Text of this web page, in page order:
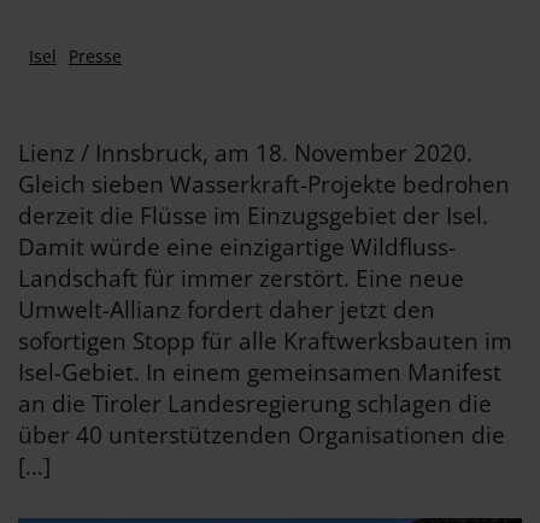
Isel Presse
Lienz / Innsbruck, am 18. November 2020.
Gleich sieben Wasserkraft-Projekte bedrohen
derzeit die Flüsse im Einzugsgebiet der Isel.
Damit würde eine einzigartige Wildfluss-
Landschaft für immer zerstört. Eine neue
Umwelt-Allianz fordert daher jetzt den
sofortigen Stopp für alle Kraftwerksbauten im
Isel-Gebiet. In einem gemeinsamen Manifest
an die Tiroler Landesregierung schlagen die
über 40 unterstützenden Organisationen die
[…]